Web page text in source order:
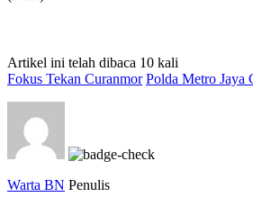
Artikel ini telah dibaca 10 kali
Fokus Tekan Curanmor Polda Metro Jaya
Warta BN Penulis